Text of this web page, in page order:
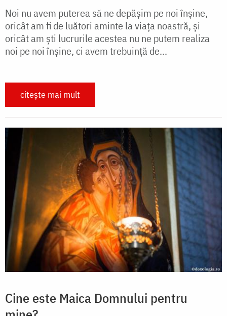
Noi nu avem puterea să ne depășim pe noi înșine,
oricât am fi de luători aminte la viața noastră, și
oricât am ști lucrurile acestea nu ne putem realiza
noi pe noi înșine, ci avem trebuință de...
citește mai mult
Cine este Maica Domnului pentru